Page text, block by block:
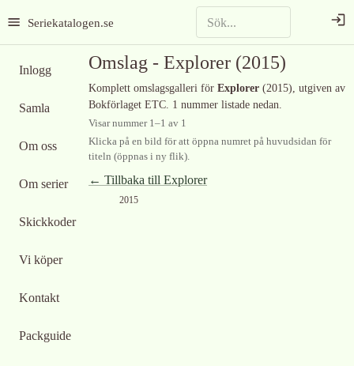
Seriekatalogen.se
Inlogg
Samla
Om oss
Om serier
Skickkoder
Vi köper
Kontakt
Packguide
Omslag - Explorer (2015)
Komplett omslagsgalleri för Explorer (2015), utgiven av
Bokförlaget ETC. 1 nummer listade nedan.
Visar nummer 1–1 av 1
Klicka på en bild för att öppna numret på huvudsidan för
titeln (öppnas i ny flik).
← Tillbaka till Explorer
2015